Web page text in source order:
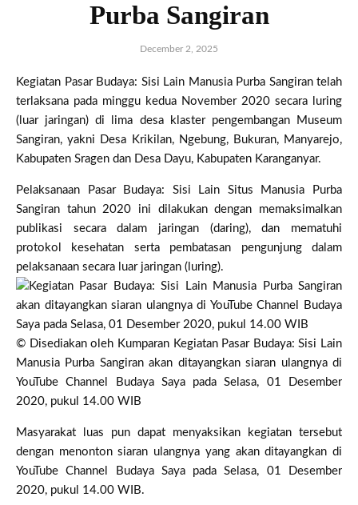
Purba Sangiran
December 2, 2025
Kegiatan Pasar Budaya: Sisi Lain Manusia Purba Sangiran telah
terlaksana pada minggu kedua November 2020 secara luring
(luar jaringan) di lima desa klaster pengembangan Museum
Sangiran, yakni Desa Krikilan, Ngebung, Bukuran, Manyarejo,
Kabupaten Sragen dan Desa Dayu, Kabupaten Karanganyar.
Pelaksanaan Pasar Budaya: Sisi Lain Situs Manusia Purba
Sangiran tahun 2020 ini dilakukan dengan memaksimalkan
publikasi secara dalam jaringan (daring), dan mematuhi
protokol kesehatan serta pembatasan pengunjung dalam
pelaksanaan secara luar jaringan (luring).
© Disediakan oleh Kumparan Kegiatan Pasar Budaya: Sisi Lain
Manusia Purba Sangiran akan ditayangkan siaran ulangnya di
YouTube Channel Budaya Saya pada Selasa, 01 Desember
2020, pukul 14.00 WIB
Masyarakat luas pun dapat menyaksikan kegiatan tersebut
dengan menonton siaran ulangnya yang akan ditayangkan di
YouTube Channel Budaya Saya pada Selasa, 01 Desember
2020, pukul 14.00 WIB.